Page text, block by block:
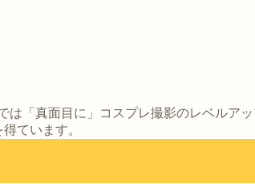
「真面目に」コスプレ撮影のレベルア
ています。